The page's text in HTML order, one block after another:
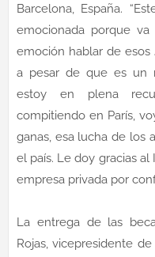
Barcelona, España.
emocionada porque
emoción hablar de
a pesar de que es un
estoy en plena
compitiendo en París,
ganas, esa lucha de los
el país. Le doy gracias
empresa privada por
La entrega de las
Rojas, vicepresidente